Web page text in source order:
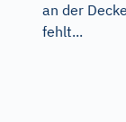
an der
fehlt...